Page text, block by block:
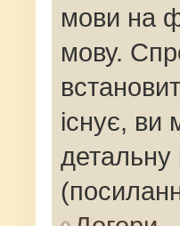
мови на
мову.
існує, ви
детальну